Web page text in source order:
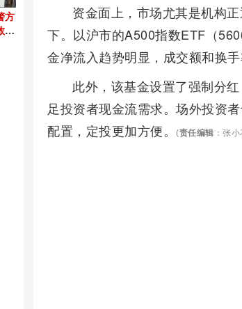
资金面上，市场尤其是机构
下。以沪市的A500指数ETF（
金净流入趋势明显，成交额和换
此外，该基金设置了强制分
足投资者现金流需求。场外投资
配置，定投更加方便。
(责任编辑 ：张
方
54